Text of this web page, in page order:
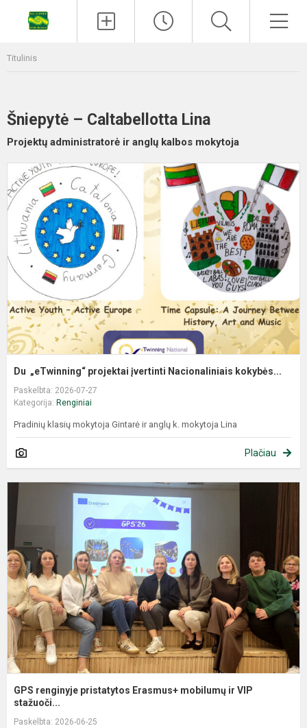
Titulinis
Šniepytė – Caltabellotta Lina
Projektų administratorė ir anglų kalbos mokytoja
Du „eTwinning“ projektai įvertinti Nacionaliniais kokybės...
Paskelbta: 2026-07-27
Kategorija: Renginiai
Pradinių klasių mokytoja Gintarė ir anglų k. mokytoja Lina
Plačiau
GPS renginyje pristatytos Erasmus+ mobilumų ir VIP
stažuoči...
Paskelbta: 2026-06-25